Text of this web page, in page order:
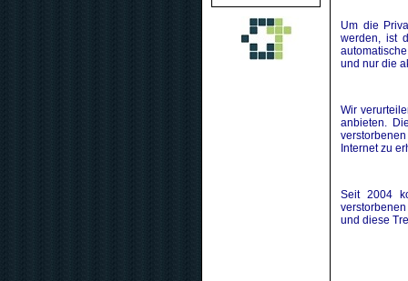
Um die
werden, ist
und nur die
Wir
anbieten.
Internet zu
Seit 2004
und diese